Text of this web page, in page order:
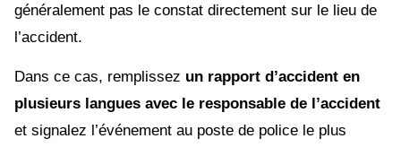
généralement pas le constat directement sur le lieu de
l’accident.
Dans ce cas, remplissez un rapport d’accident en
plusieurs langues avec le responsable de l’accident
et signalez l’événement au poste de police le plus